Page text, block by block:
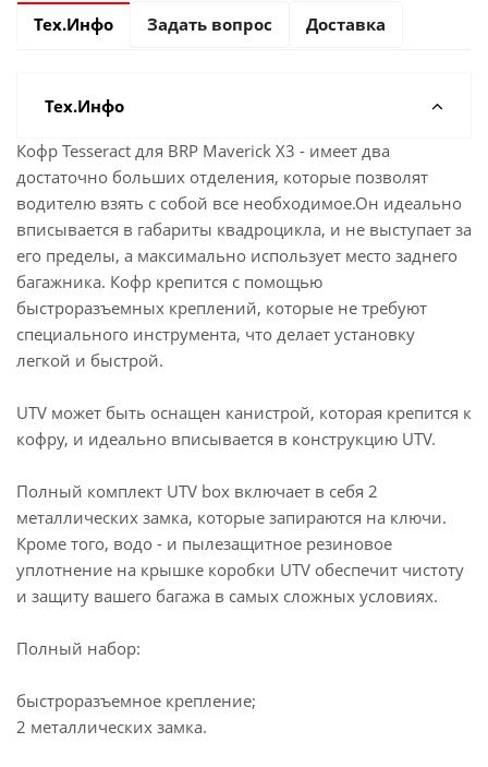
Тех.Инфо Задать вопрос Доставка
Тех.Инфо
Кофр Tesseract для BRP Maverick X3 - имеет два
достаточно больших отделения, которые позволят
водителю взять с собой все необходимое.Он идеально
вписывается в габариты квадроцикла, и не выступает за
его пределы, а максимально использует место заднего
багажника. Кофр крепится с помощью
быстроразъемных креплений, которые не требуют
специального инструмента, что делает установку
легкой и быстрой.
UTV может быть оснащен канистрой, которая крепится к
кофру, и идеально вписывается в конструкцию UTV.
Полный комплект UTV box включает в себя 2
металлических замка, которые запираются на ключи.
Кроме того, водо - и пылезащитное резиновое
уплотнение на крышке коробки UTV обеспечит чистоту
и защиту вашего багажа в самых сложных условиях.
Полный набор:
быстроразъемное крепление;
2 металлических замка.